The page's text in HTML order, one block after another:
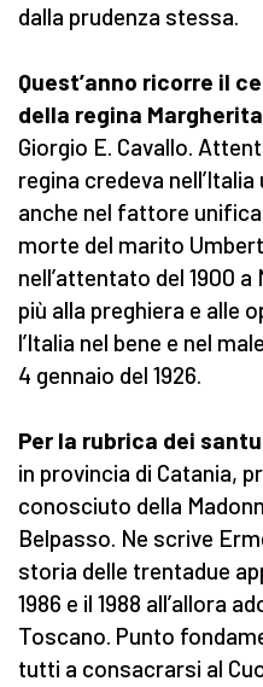
dalla prudenza stessa.
Quest’anno ricorre il
della regina
Giorgio E. Cavallo.
regina credeva
anche nel fattore
morte del marito
nell’attentato del 1900
più alla preghiera e alle
l’Italia nel bene e nel
4 gennaio del 1926.
Per la rubrica dei
in provincia di Catania,
conosciuto della
Belpasso. Ne scrive
storia delle trentadue
1986 e il 1988 all’allora
Toscano. Punto
tutti a consacrarsi al